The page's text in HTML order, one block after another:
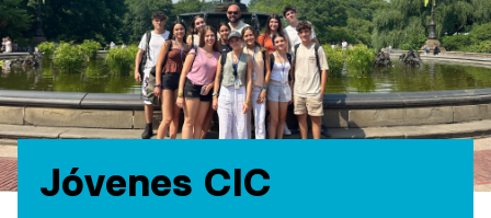
Jóvenes CIC